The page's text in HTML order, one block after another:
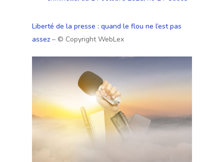
Liberté de la presse : quand le flou ne l’est pas
assez – © Copyright WebLex